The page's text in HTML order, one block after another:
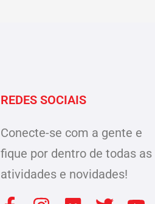
REDES SOCIAIS
Conecte-se com a gente e
fique por dentro de todas as
atividades e novidades!